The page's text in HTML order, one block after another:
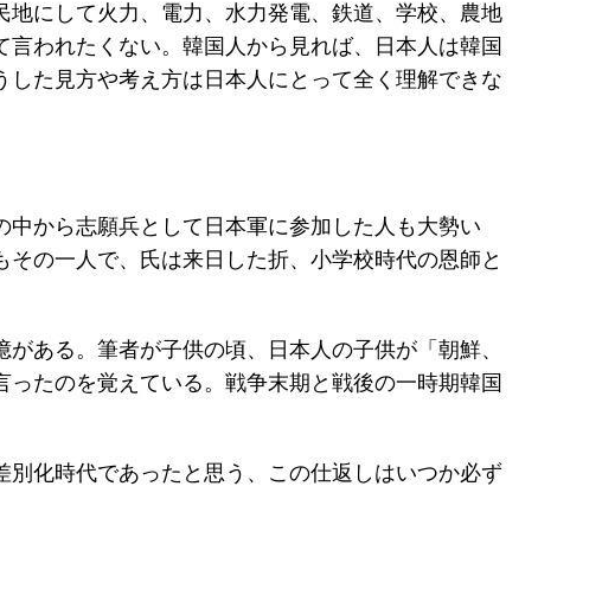
にして火力、電力、水力発電、鉄道、学校、農地
われたくない。韓国人から見れば、日本人は韓国
た見方や考え方は日本人にとって全く理解できな
から志願兵として日本軍に参加した人も大勢い
の一人で、氏は来日した折、小学校時代の恩師と
ある。筆者が子供の頃、日本人の子供が「朝鮮、
たのを覚えている。戦争末期と戦後の一時期韓国
化時代であったと思う、この仕返しはいつか必ず